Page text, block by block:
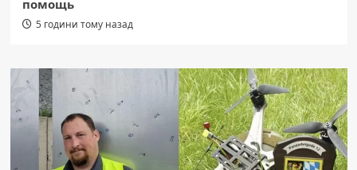
помощь
5 години тому назад